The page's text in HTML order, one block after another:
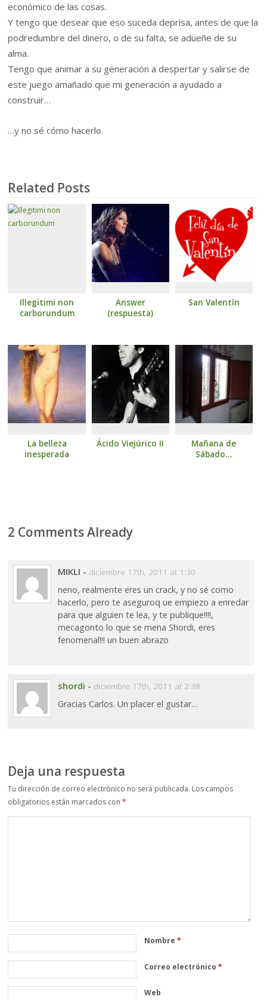
económico de las cosas.
Y tengo que desear que eso suceda deprisa, antes de que la
podredumbre del dinero, o de su falta, se adueñe de su
alma.
Tengo que animar a su generación a despertar y salirse de
este juego amañado que mi generación a ayudado a
construir…
…y no sé cómo hacerlo.
Related Posts
Illegitimi non
carborundum
Answer
(respuesta)
San Valentín
La belleza
inesperada
Ácido Viejúrico II
Mañana de
Sábado…
2 Comments Already
MIKLI - diciembre 17th, 2011 at 1:30
neno, realmente eres un crack, y no sé como
hacerlo, pero te aseguroq ue empiezo a enredar
para que alguien te lea, y te publique!!!!,
mecagonto lo que se mena Shordi, eres
fenomenal!!! un buen abrazo
shordi - diciembre 17th, 2011 at 2:38
Gracias Carlos. Un placer el gustar…
Deja una respuesta
Tu dirección de correo electrónico no será publicada. Los campos
obligatorios están marcados con*
Nombre*
Correo electrónico*
Web